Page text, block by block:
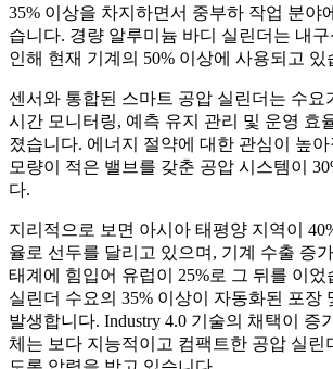
35% 이상을 차지하면서 중부하 작업 분야
습니다. 경량 알루미늄 바디 실린더는 내
인해 현재 기계의 50% 이상에 사용되고 있
센서와 통합된 스마트 공압 실린더는 수요
시간 모니터링, 예측 유지 관리 및 운영 효
졌습니다. 에너지 절약에 대한 관심이 높
모량이 적은 밸브를 갖춘 공압 시스템이
다.
지리적으로 보면 아시아 태평양 지역이
율로 선두를 달리고 있으며, 기계 수출 증
태계에 힘입어 유럽이 25%로 그 뒤를 이
실린더 수요의 35% 이상이 자동화된 포장
발생합니다. Industry 4.0 기술의 채택이 증
체는 보다 지능적이고 컴팩트한 공압 실린